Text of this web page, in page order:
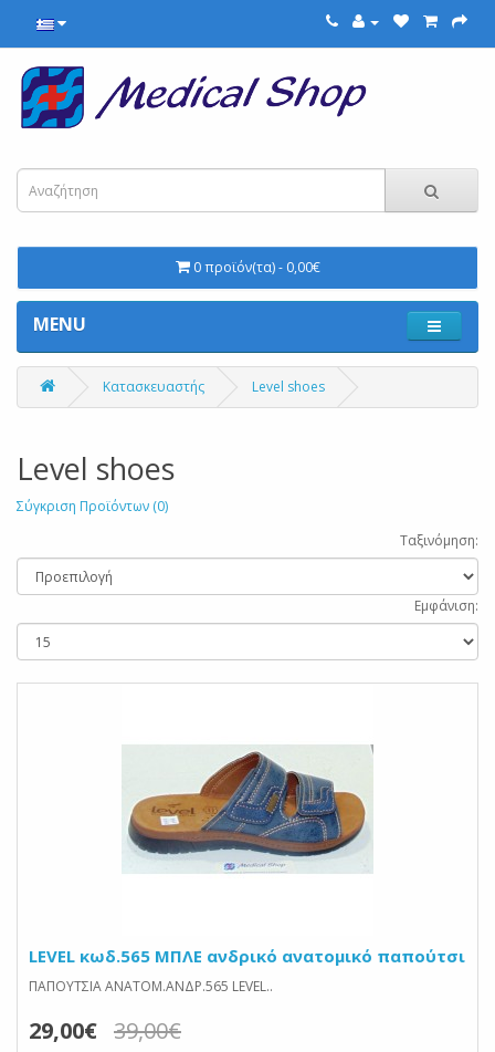
0 προϊόν(τα) - 0,00€
MENU
Κατασκευαστής Level shoes
Level shoes
Σύγκριση Προϊόντων (0)
Ταξινόμηση:
Εμφάνιση:
LEVEL κωδ.565 ΜΠΛΕ ανδρικό ανατομικό παπούτσι
ΠΑΠΟΥΤΣΙΑ ΑΝΑΤΟΜ.ΑΝΔΡ.565 LEVEL..
29,00€ 39,00€